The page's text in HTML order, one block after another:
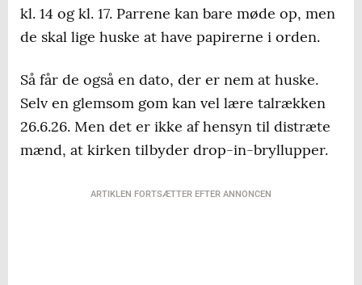
kl. 14 og kl. 17. Parrene kan bare møde op, men
de skal lige huske at have papirerne i orden.
Så får de også en dato, der er nem at huske.
Selv en glemsom gom kan vel lære talrækken
26.6.26. Men det er ikke af hensyn til distræte
mænd, at kirken tilbyder drop-in-bryllupper.
ARTIKLEN FORTSÆTTER EFTER ANNONCEN